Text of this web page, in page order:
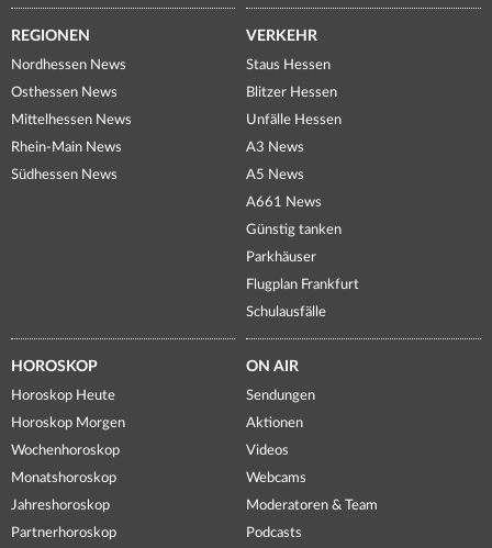
REGIONEN
Nordhessen News
Osthessen News
Mittelhessen News
Rhein-Main News
Südhessen News
VERKEHR
Staus Hessen
Blitzer Hessen
Unfälle Hessen
A3 News
A5 News
A661 News
Günstig tanken
Parkhäuser
Flugplan Frankfurt
Schulausfälle
HOROSKOP
Horoskop Heute
Horoskop Morgen
Wochenhoroskop
Monatshoroskop
Jahreshoroskop
Partnerhoroskop
ON AIR
Sendungen
Aktionen
Videos
Webcams
Moderatoren & Team
Podcasts